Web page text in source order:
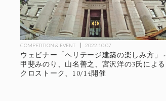
COMPETITION & EVENT 2022.10.07
ウェビナー「ヘリテージ建築の楽しみ方」 -
甲斐みのり、山名善之、宮沢洋の3氏による
クロストーク、10/14開催